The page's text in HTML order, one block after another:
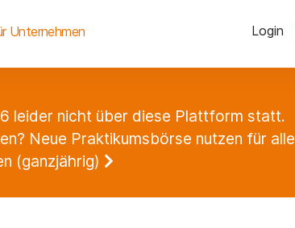
Unternehmen Login
leider nicht über diese Plattform statt.
Neue Praktikumsbörse nutzen für alle
(ganzjährig)